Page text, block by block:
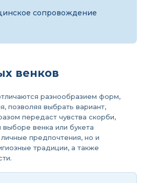
сопровождение
венков
разнообразием форм,
позволяя выбрать вариант,
передаст чувства скорби,
венка или букета
предпочтения, но и
традиции, а также